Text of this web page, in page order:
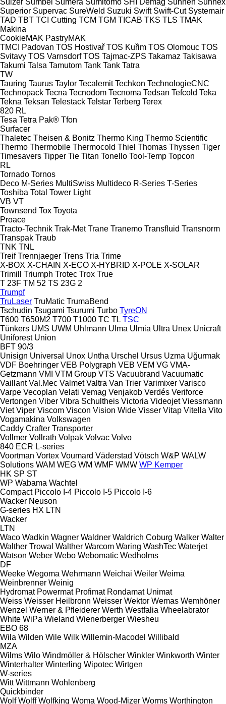
Superior Supervac SureWeld Suzuki Swift Swift-Cut Systemair
TAD TBT TCI Cutting TCM TGM TICAB TKS TLS TMAK
Makina
CookieMAK PastryMAK
TMCI Padovan TOS Hostivař TOS Kuřim TOS Olomouc TOS
Svitavy TOS Varnsdorf TOS Tajmac-ZPS Takamaz Takisawa
Takumi Talsa Tamutom Tank Tank Tatra
TW
Tauring Taurus Taylor Tecalemit Techkon TechnologieCNC
Technopack Tecna Tecnodom Tecnoma Tedsan Tefcold Teka
Tekna Teksan Telestack Telstar Terberg Terex
820 RL
Tesa Tetra Pak® Tfon
Surfacer
Thaletec Theisen & Bonitz Thermo King Thermo Scientific
Thermo Thermobile Thermocold Thiel Thomas Thyssen Tiger
Timesavers Tipper Tie Titan Tonello Tool-Temp Topcon
RL
Tornado Tornos
Deco M-Series MultiSwiss Multideco R-Series T-Series
Toshiba Total Tower Light
VB VT
Townsend Tox Toyota
Proace
Tracto-Technik Trak-Met Trane Tranemo Transfluid Transnorm
Transpak Traub
TNK TNL
Treif Trennjaeger Trens Tria Trime
X-BOX X-CHAIN X-ECO X-HYBRID X-POLE X-SOLAR
Trimill
Triumph Trotec Trox True
T 23F TM 52 TS 23G 2
Trumpf
TruLaser TruMatic TrumaBend
Tschudin Tsugami Tsurumi Turbo TyreON
T600 T650M2 T700 T1000 TC TL TSC
Tünkers UMS UWM Uhlmann Ulma Ulmia Ultra Unex Unicraft
Uniforest Union
BFT 90/3
Unisign Universal Unox Untha Urschel Ursus Uzma Uğurmak
VDF Boehringer VEB Polygraph VEB VEM VG VMA-
Getzmann VMI VTM Group VTS Vacuubrand Vacuumatic
Vaillant Val.Mec Valmet Valtra Van Trier Varimixer Varisco
Varpe Vecoplan Velati Vemag Venjakob Verdés Veriforce
Vertongen Viber Vibra Schultheis Victoria Videojet Viessmann
Viet Viper Viscom Viscon Vision Wide Visser Vitap Vitella Vito
Vogamakina Volkswagen
Caddy Crafter Transporter
Vollmer Vollrath Volpak Volvac Volvo
840 ECR L-series
Voortman Vortex Voumard Väderstad Vötsch W&P WALW
Solutions WAM WEG WM WMF WMW WP Kemper
HK SP ST
WP Wabama Wachtel
Compact Piccolo I-4 Piccolo I-5 Piccolo I-6
Wacker Neuson
G-series HX LTN
Wacker
LTN
Waco Wadkin Wagner Waldner Waldrich Coburg Walker Walter
Walther Trowal Walther Warcom Waring WashTec Waterjet
Watson Weber Webo Webomatic Wedholms
DF
Weeke Wegoma Wehrmann Weichai Weiler Weima
Weinbrenner Weinig
Hydromat Powermat Profimat Rondamat Unimat
Weiss Weisser Heilbronn Weisser Wektor Wemas Wemhöner
Wenzel Werner & Pfleiderer Werth Westfalia Wheelabrator
White WiPa Wieland Wienerberger Wiesheu
EBO 68
Wila Wilden Wile Wilk Willemin-Macodel Willibald
MZA
Wilms Wilo Windmöller & Hölscher Winkler Winkworth Winter
Winterhalter Winterling Wipotec Wirtgen
W-series
Witt Wittmann Wohlenberg
Quickbinder
Wolf Wolff Wolfking Woma Wood-Mizer Worms Worthington